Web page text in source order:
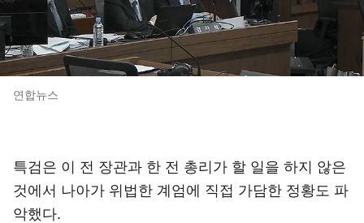
연합뉴스
특검은 이 전 장관과 한 전 총리가 할 일을 하지 않은
것에서 나아가 위법한 계엄에 직접 가담한 정황도 파
악했다.